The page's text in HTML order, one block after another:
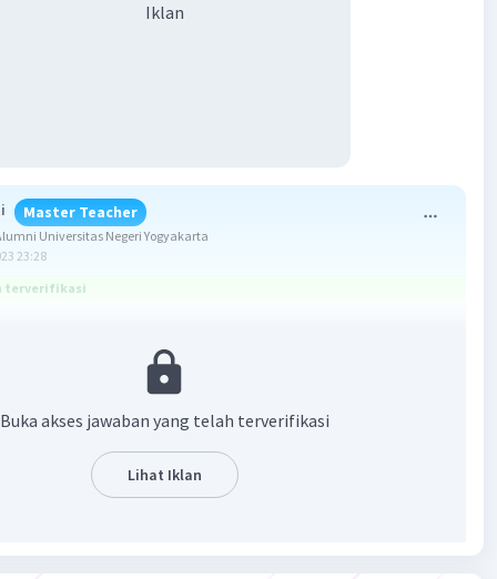
Iklan
Master Teacher
Universitas Negeri Yogyakarta
23:28
terverifikasi
kestabilan, suatu atom harus memiliki elektron
yang berada di kulit terluar) berjumlah 8. Untuk
kestabilan tersebut, suatu atom dapat menangkap atau
elektron sehingga terbentuk ion.
Buka akses jawaban yang telah terverifikasi
Lihat Iklan